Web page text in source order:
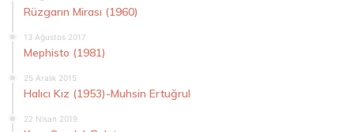
Rüzgarın Mirası (1960)
13 Ağustos 2017
Mephisto (1981)
25 Aralık 2015
Halıcı Kız (1953)-Muhsin Ertuğrul
22 Nisan 2019